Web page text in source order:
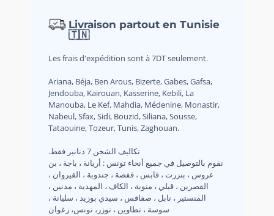
Livraison partout en Tunisie
🇹🇳
Les frais d'expédition sont à 7DT seulement.
Ariana, Béja, Ben Arous, Bizerte, Gabes, Gafsa,
Jendouba, Kairouan, Kasserine, Kebili, La
Manouba, Le Kef, Mahdia, Médenine, Monastir,
Nabeul, Sfax, Sidi, Bouzid, Siliana, Sousse,
Tataouine, Tozeur, Tunis, Zaghouan.
.تكاليف الشحن 7 دنانير فقط
نقوم بالتوصيل في جميع أنحاء تونس : أريانة ، باجة ، بن
عروس ، بنزرت ، قابس ، قفصة ، جندوبة ، القيروان ،
القصرين ، قبلي ، منوبة ، الكاف ، المهدية ، مدنين ،
المنستير ، نابل ، صفاقس ، سيدي بوزيد ، سليانة ،
سوسة ، تطاوين ، توزر، تونس، زغوان